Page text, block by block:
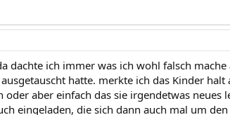
dachte ich immer was ich wohl falsch
hatte. merkte ich das Kinder halt
oder aber einfach das sie irgendetwas neues
eingeladen, die sich dann auch mal um